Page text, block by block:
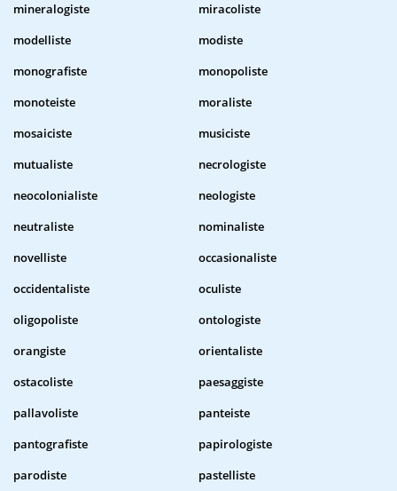
mineralogiste
miracoliste
modelliste
modiste
monografiste
monopoliste
monoteiste
moraliste
mosaiciste
musiciste
mutualiste
necrologiste
neocolonialiste
neologiste
neutraliste
nominaliste
novelliste
occasionaliste
occidentaliste
oculiste
oligopoliste
ontologiste
orangiste
orientaliste
ostacoliste
paesaggiste
pallavoliste
panteiste
pantografiste
papirologiste
parodiste
pastelliste